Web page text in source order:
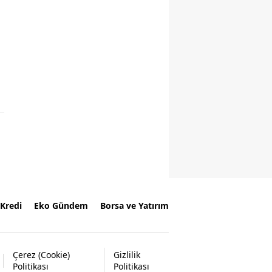
Kredi Eko Gündem Borsa ve Yatırım
Çerez (Cookie)
Politikası
Gizlilik
Politikası